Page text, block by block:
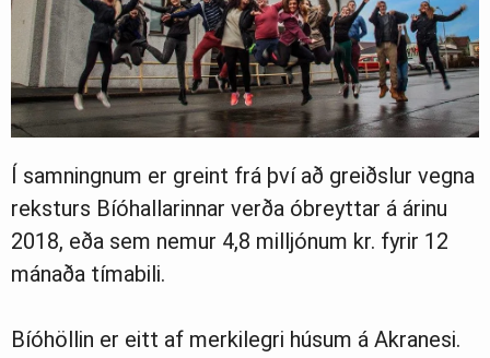
Í samningnum er greint frá því að greiðslur vegna
reksturs Bíóhallarinnar verða óbreyttar á árinu
2018, eða sem nemur 4,8 milljónum kr. fyrir 12
mánaða tímabili.
Bíóhöllin er eitt af merkilegri húsum á Akranesi.